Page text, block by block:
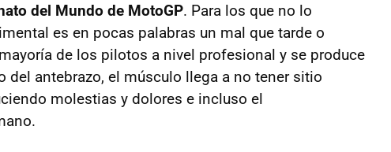
del Mundo de MotoGP. Para los que no lo
es en pocas palabras un mal que tarde o
de los pilotos a nivel profesional y se produce
del antebrazo, el músculo llega a no tener sitio
molestias y dolores e incluso el